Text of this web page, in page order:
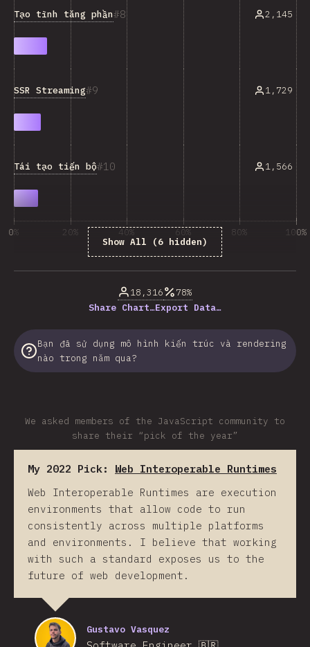
8
Tạo tĩnh tăng phần 2,145
9
SSR Streaming 1,729
10
Tái tạo tiến bộ 1,566
Show All (6 hidden)
0% 20% 40% 60% 80% 100%
18,316
78%
Share Chart…Export Data…
Bạn đã sử dụng mô hình kiến trúc và rendering
nào trong năm qua?
We asked members of the JavaScript community to
share their “pick of the year”
My 2022 Pick: Web Interoperable Runtimes
Web Interoperable Runtimes are execution
environments that allow code to run
consistently across multiple platforms
and environments. I believe that working
with such a standard exposes us to the
future of web development.
Gustavo Vasquez